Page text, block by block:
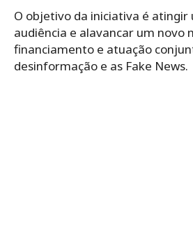
O objetivo da iniciativa é atingir
audiência e alavancar um novo
financiamento e atuação
desinformação e as Fake News.